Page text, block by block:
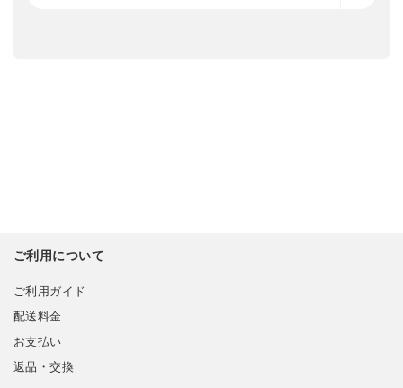
ご利用について
ご利用ガイド
配送料金
お支払い
返品・交換